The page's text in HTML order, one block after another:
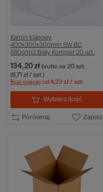
Karton klapowy
400x300x300mm 5W BC
580g/m2 Biały Komplet 20 szt.
134,20 zł brutto za 20 szt.
(6,71 zł / szt.)
Kup więcej od 4,23 zł / szt.
Porównaj Zapisz
Wybierz ilość